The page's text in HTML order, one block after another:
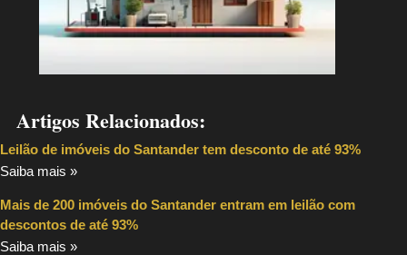
Artigos Relacionados:
Leilão de imóveis do Santander tem desconto de até 93%
Saiba mais »
Mais de 200 imóveis do Santander entram em leilão com
descontos de até 93%
Saiba mais »